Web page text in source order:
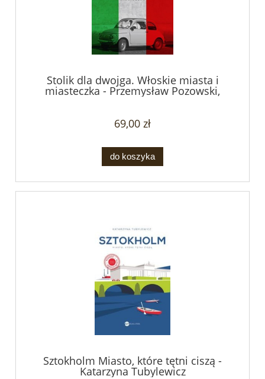
Stolik dla dwojga. Włoskie miasta i
miasteczka - Przemysław Pozowski,
Agnieszka Tiutiunik
69,00 zł
do koszyka
Sztokholm Miasto, które tętni ciszą -
Katarzyna Tubylewicz